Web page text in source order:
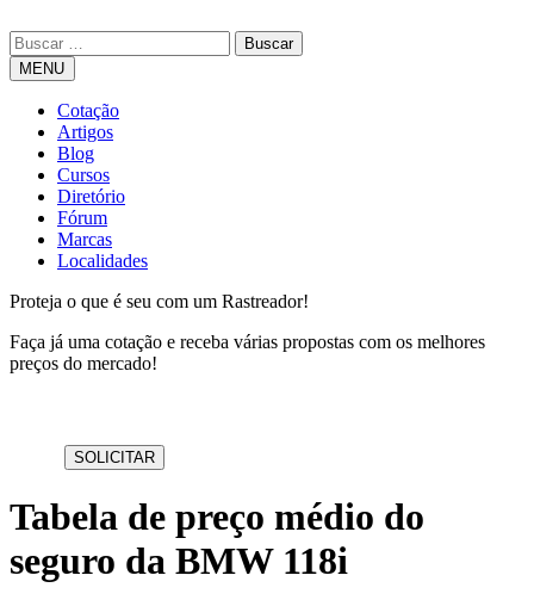
MENU
Cotação
Artigos
Blog
Cursos
Diretório
Fórum
Marcas
Localidades
Proteja o que é seu com um Rastreador!
Faça já uma cotação e receba várias propostas com os melhores
preços do mercado!
Tabela de preço médio do
seguro da BMW 118i